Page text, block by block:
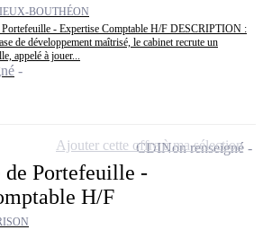
BOUTHÉON
Portefeuille - Expertise Comptable H/F DESCRIPTION :
de développement maîtrisé, le cabinet recrute un
appelé à jouer...
de Portefeuille -
H/F
CDINon renseigné
Ajouter cette offre à ma sélection